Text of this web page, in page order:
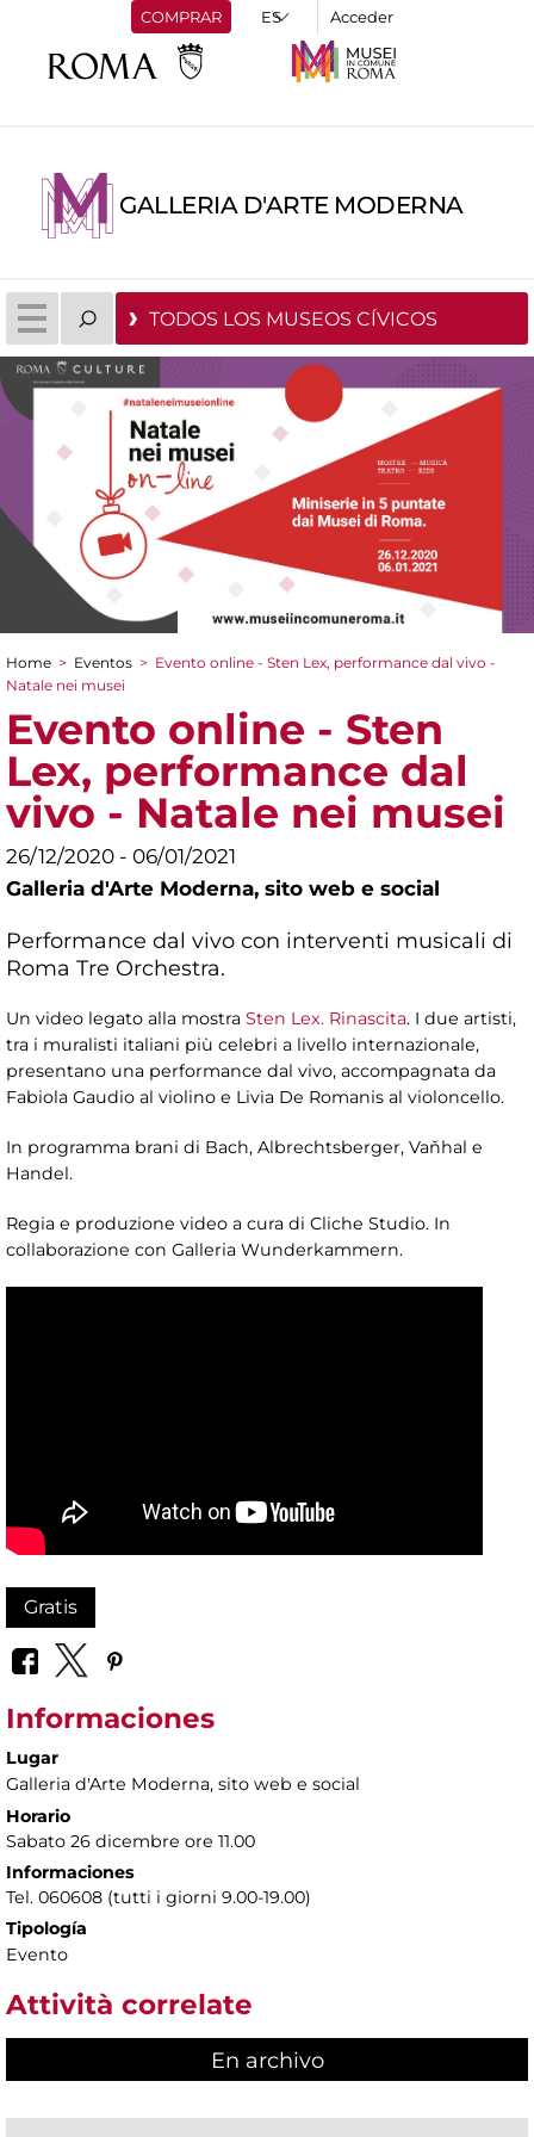
COMPRAR Acceder
GALLERIA D'ARTE MODERNA
TODOS LOS MUSEOS CÍVICOS
You are here
Home > Eventos > Evento online - Sten Lex, performance dal vivo -
Natale nei musei
Evento online - Sten
Lex, performance dal
vivo - Natale nei musei
26/12/2020 - 06/01/2021
Galleria d'Arte Moderna, sito web e social
Performance dal vivo con interventi musicali di
Roma Tre Orchestra.
Un video legato alla mostra Sten Lex. Rinascita. I due artisti,
tra i muralisti italiani più celebri a livello internazionale,
presentano una performance dal vivo, accompagnata da
Fabiola Gaudio al violino e Livia De Romanis al violoncello.
In programma brani di Bach, Albrechtsberger, Vaňhal e
Handel.
Regia e produzione video a cura di Cliche Studio. In
collaborazione con Galleria Wunderkammern.
Gratis
Informaciones
Lugar
Galleria d'Arte Moderna, sito web e social
Horario
Sabato 26 dicembre ore 11.00
Informaciones
Tel. 060608 (tutti i giorni 9.00-19.00)
Tipología
Evento
Attività correlate
En archivo